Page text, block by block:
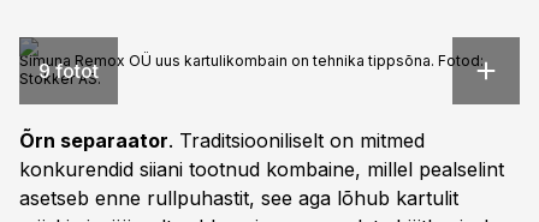
9 fotot
Simuna Remox OÜ uus kartulikombain on tehnika tippsõna. Fotod:
Stokker AS.
Õrn separaator. Traditsiooniliselt on mitmed
konkurendid siiani tootnud kombaine, millel pealselint
asetseb enne rullpuhastit, see aga lõhub kartulit